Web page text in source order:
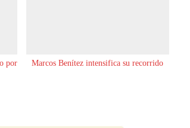
por
Marcos Benítez intensifica su recorrido